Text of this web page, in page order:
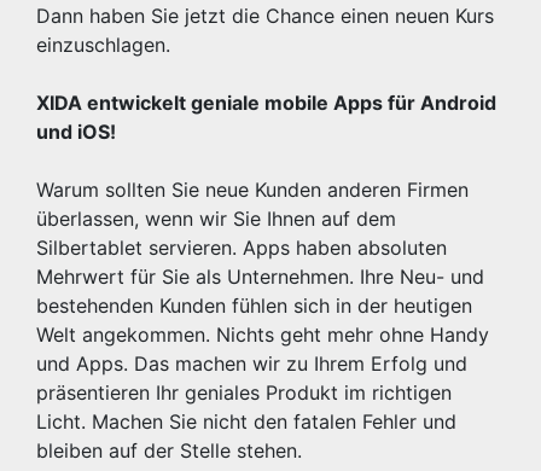
Dann haben Sie jetzt die Chance einen neuen Kurs
einzuschlagen.
XIDA entwickelt geniale mobile Apps für Android
und iOS!
Warum sollten Sie neue Kunden anderen Firmen
überlassen, wenn wir Sie Ihnen auf dem
Silbertablet servieren. Apps haben absoluten
Mehrwert für Sie als Unternehmen. Ihre Neu- und
bestehenden Kunden fühlen sich in der heutigen
Welt angekommen. Nichts geht mehr ohne Handy
und Apps. Das machen wir zu Ihrem Erfolg und
präsentieren Ihr geniales Produkt im richtigen
Licht. Machen Sie nicht den fatalen Fehler und
bleiben auf der Stelle stehen.